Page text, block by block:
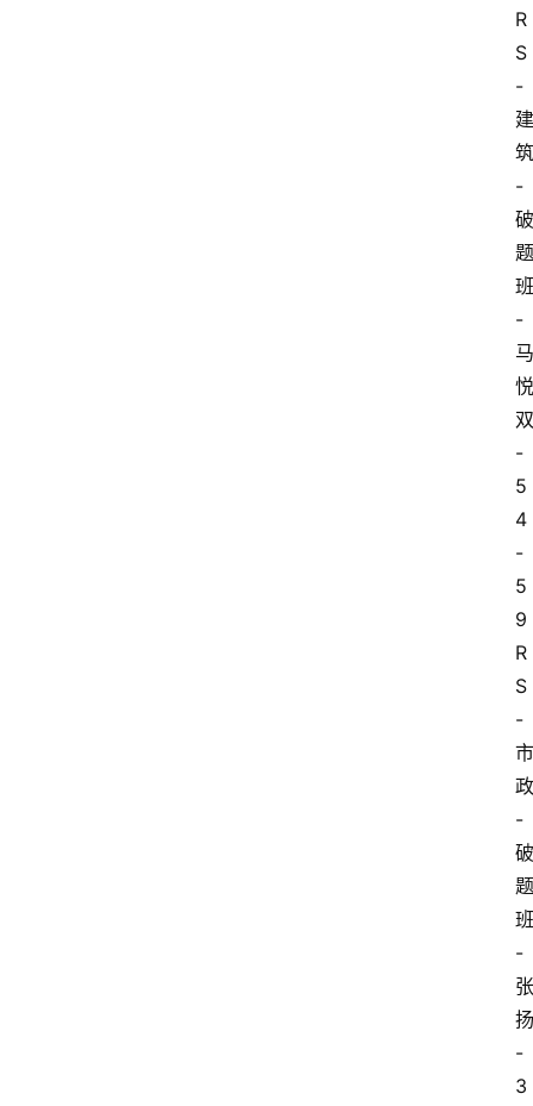
R
S
-
建
筑
-
破
题
班
-
马
悦
双
-
5
4
-
5
9
R
S
-
市
政
-
破
题
班
-
张
扬
-
3